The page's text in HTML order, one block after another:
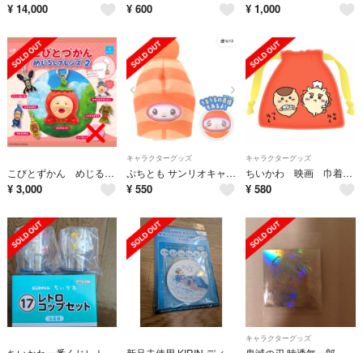
¥ 14,000 ¥ 600 ¥ 1,000
こびとずかん めじるしアクセサリー
¥ 3,000
キャラクターグッズ
ぷちとも サンリオキャラクターズ みんなでおすし マイメロディ
¥ 550
キャラクターグッズ
ちいかわ 映画 巾着ポーチ くりまんじゅう シーサー
¥ 580
キャラクターグッズ